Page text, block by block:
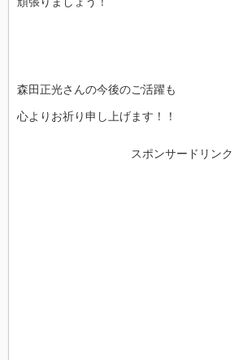
森田正光さんの今後のご活躍も
心よりお祈り申し上げます！！
スポンサードリンク